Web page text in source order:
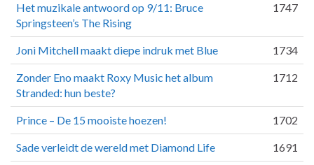
Het muzikale antwoord op 9/11: Bruce
Springsteen’s The Rising
1747
Joni Mitchell maakt diepe indruk met Blue 1734
Zonder Eno maakt Roxy Music het album
Stranded: hun beste?
1712
Prince – De 15 mooiste hoezen! 1702
Sade verleidt de wereld met Diamond Life 1691